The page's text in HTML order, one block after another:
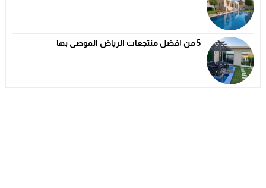
5 من افضل منتجعات الرياض الموصى بها